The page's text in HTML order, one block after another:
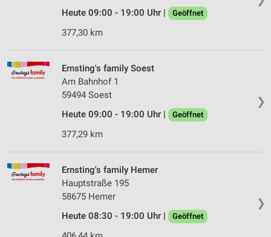
Heute 09:00 - 19:00 Uhr | Geöffnet
377,30 km
❯
Ernsting's family Soest
Am Bahnhof 1
59494 Soest
Heute 09:00 - 19:00 Uhr |
Geöffnet
377,29 km
❯
Ernsting's family Hemer
Hauptstraße 195
58675 Hemer
Heute 08:30 - 19:00 Uhr |
Geöffnet